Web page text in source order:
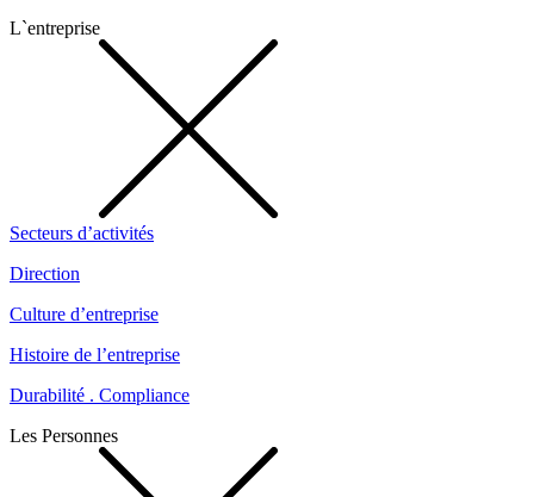
L`entreprise
Secteurs d’activités
Direction
Culture d’entreprise
Histoire de l’entreprise
Durabilité . Compliance
Les Personnes